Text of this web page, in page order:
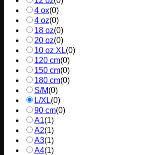
4 ox(0)
4 oz(0)
18 oz(0)
20 oz(0)
10 oz XL(0)
120 cm(0)
150 cm(0)
180 cm(0)
S/M(0)
L/XL(0)
90 cm(0)
A1(1)
A2(1)
A3(1)
A4(1)